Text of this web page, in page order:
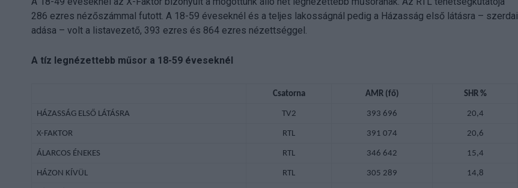
286 ezres nézőszámmal futott. A 18-59 éveseknél és a teljes lakosságnál pedig a Házasság első látásra – szerdai
adása – volt a listavezető, 393 ezres és 864 ezres nézettséggel.
A tíz legnézettebb műsor a 18-59 éveseknél
Csatorna AMR (fő) SHR %
HÁZASSÁG ELSŐ LÁTÁSRA TV2 393 696 20,4
X-FAKTOR RTL 391 074 20,6
ÁLARCOS ÉNEKES RTL 346 642 15,4
HÁZON KÍVÜL RTL 305 289 14,8